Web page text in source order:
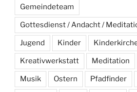
Gemeindeteam
Gottesdienst / Andacht /
Jugend Kinder
Kreativwerkstatt Meditation
Musik Ostern Pfadfinder